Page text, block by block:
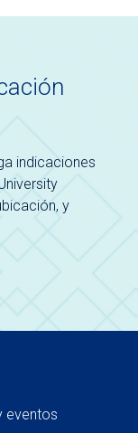
indicaciones
y
eventos